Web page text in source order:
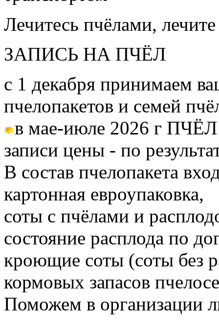
Лечитесь пчёлами,
ЗАПИСЬ НА ПЧЁЛ
с 1 декабря принимаем
пчелопакетов и семей
в мае-июле 2026 г
записи цены - по
В состав пчелопакета
картонная евроупаковка,
соты с пчёлами и
состояние расплода по
кроющие соты (соты без
кормовых запасов
Поможем в организации